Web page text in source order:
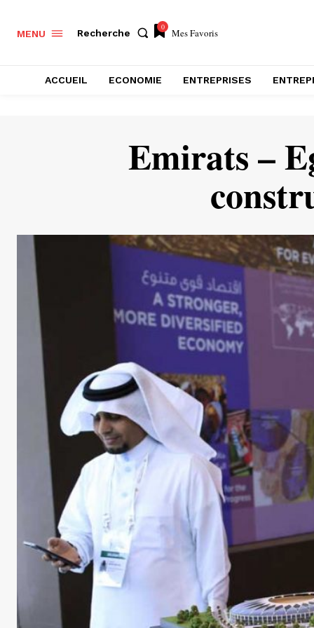
MENU Recherche
0 Mes Favoris
ACCUEIL ECONOMIE ENTREPRISES
Emirats –